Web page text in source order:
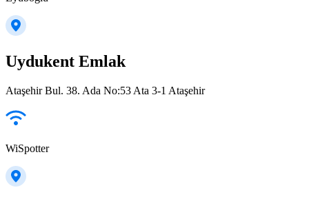
Uydukent Emlak
Ataşehir Bul. 38. Ada No:53 Ata 3-1 Ataşehir
WiSpotter